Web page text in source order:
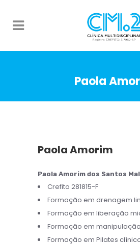
Paola
Paola Amorim
Paola Amorim dos Santos
Crefito 281815-F
Formação em drenagem
Formação em liberação
Formação em
Formação em Pilates